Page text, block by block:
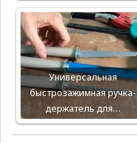
Универсальная
быстрозажимная ручка-
держатель для…